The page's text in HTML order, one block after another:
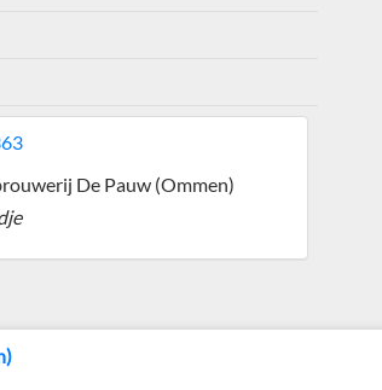
De Pauw (Ommen)